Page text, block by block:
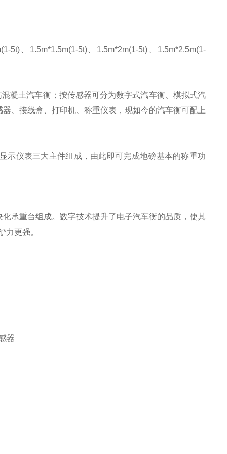
5t)、1.5m*1.5m(1-5t)、1.5m*2m(1-5t)、1.5m*2.5m(1-
凝土汽车衡；按传感器可分为数字式汽车衡、模拟式汽
、接线盒、打印机、称重仪表，现如今的汽车衡可配上
示仪表三大主件组成，由此即可完成地磅基本的称重功
承重台组成。数字技术提升了电子汽车衡的品质，使其
力更强。
器